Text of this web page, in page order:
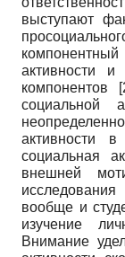
выступают
компонентный
активности и
компонентов
социальной
активности
социальная
внешней
вообще и
изучение
Внимание